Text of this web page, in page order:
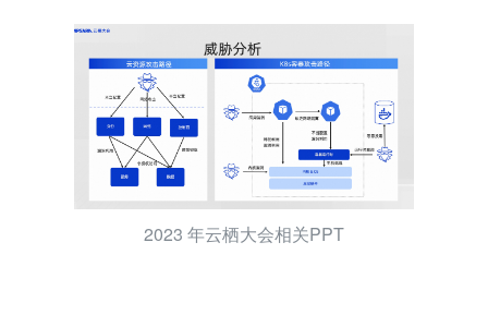
2023 年云栖大会相关PPT